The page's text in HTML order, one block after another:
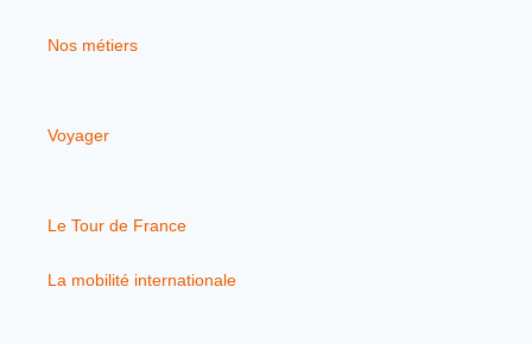
Nos métiers
Voyager
Le Tour de France
La mobilité internationale